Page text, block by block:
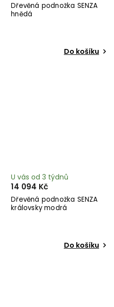
Dřevěná podnožka SENZA
hnědá
Do košíku
Dřevěná podnožka SENZA
královsky modrá
U vás od 3 týdnů
14 094 Kč
Do košíku